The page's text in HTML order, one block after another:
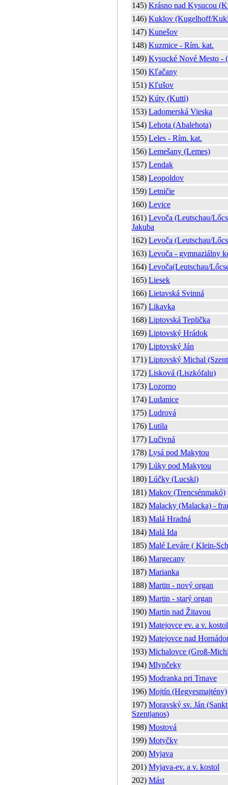
145) Krásno nad Kysucou
146) Kuklov (Kugelhoff/
147) Kunešov
148) Kuzmice - Rím. kat.
149) Kysucké Nové Mesto -
150) Kľačany
151) Kľušov
152) Kúty (Kutti)
153) Ladomerská Vieska
154) Lehota (Abalehota)
155) Leles - Rím. kat.
156) Lemešany (Lemes)
157) Lendak
158) Leopoldov
159) Letničie
160) Levice
161) Levoča (Leutschau/
Jakuba
162) Levoča (Leutschau/
163) Levoča - gymnaziálny
164) Levoča(Leutschau/
165) Liesek
166) Lietavská Svinná
167) Likavka
168) Liptovská Teplička
169) Liptovský Hrádok
170) Liptovský Ján
171) Liptovský Michal
172) Lisková (Liszkófalu)
173) Lozorno
174) Ludanice
175) Ludrová
176) Lutila
177) Lučivná
178) Lysá pod Makytou
179) Lúky pod Makytou
180) Lúčky (Lucski)
181) Makov (Trencsénmakó)
182) Malacky (Malacka) -
183) Malá Hradná
184) Malá Ida
185) Malé Leváre ( Klein-
186) Margecany
187) Marianka
188) Martin - nový organ
189) Martin - starý organ
190) Martin nad Žitavou
191) Matejovce ev. a v. kostol
192) Matejovce nad
193) Michalovce (Groß-
194) Mlynčeky
195) Modranka pri Trnave
196) Mojtín (Hegyesmajtény)
197) Moravský sv. Ján
Szentjanos)
198) Mostová
199) Motyčky
200) Myjava
201) Myjava-ev. a v. kostol
202) Mást